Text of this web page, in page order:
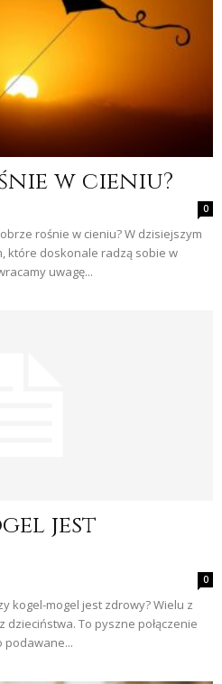
w cieniu?
0
rośnie w cieniu? W dzisiejszym
które doskonale radzą sobie w
uwagę...
jest
0
kogel-mogel jest zdrowy? Wielu z
dzieciństwa. To pyszne połączenie
podawane...